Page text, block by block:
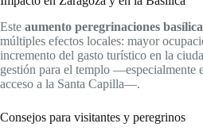
Este aumento peregrinaciones
múltiples efectos locales: mayor
incremento del gasto turístico en la
gestión para el templo —especialmente
acceso a la Santa Capilla—.
Consejos para visitantes y peregrinos